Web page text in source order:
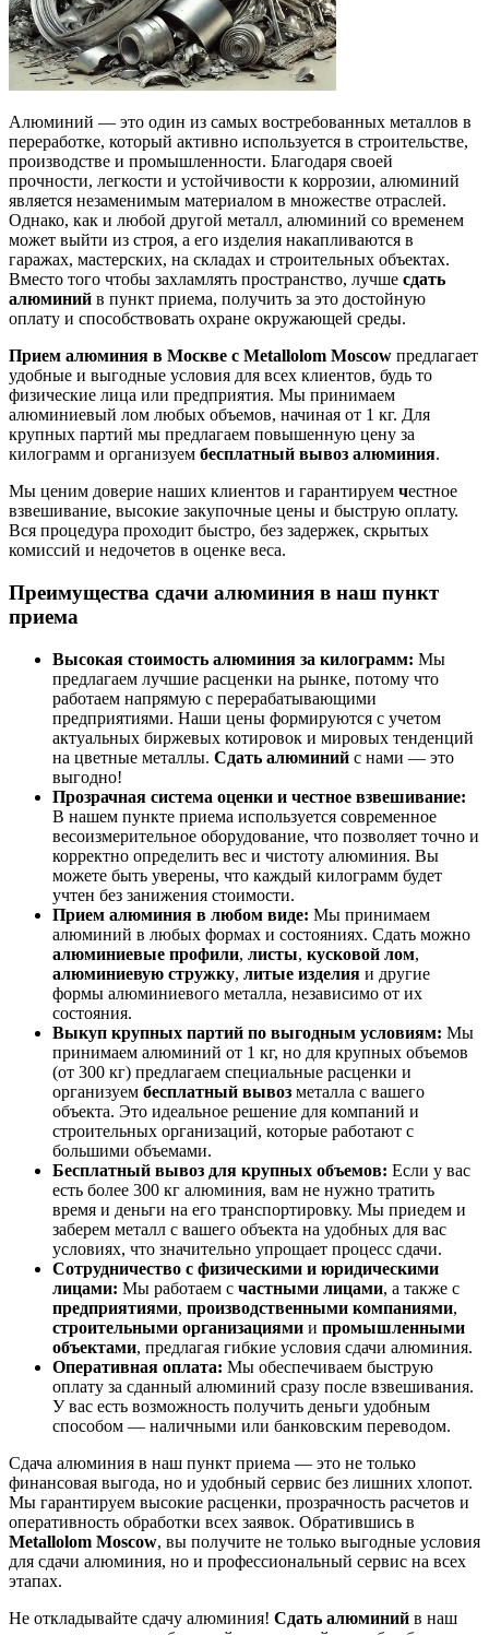
Алюминий — это один из самых востребованных металлов в
переработке, который активно используется в строительстве,
производстве и промышленности. Благодаря своей
прочности, легкости и устойчивости к коррозии, алюминий
является незаменимым материалом в множестве отраслей.
Однако, как и любой другой металл, алюминий со временем
может выйти из строя, а его изделия накапливаются в
гаражах, мастерских, на складах и строительных объектах.
Вместо того чтобы захламлять пространство, лучше сдать
алюминий в пункт приема, получить за это достойную
оплату и способствовать охране окружающей среды.
Прием алюминия в Москве с Metallolom Moscow предлагает
удобные и выгодные условия для всех клиентов, будь то
физические лица или предприятия. Мы принимаем
алюминиевый лом любых объемов, начиная от 1 кг. Для
крупных партий мы предлагаем повышенную цену за
килограмм и организуем бесплатный вывоз алюминия.
Мы ценим доверие наших клиентов и гарантируем честное
взвешивание, высокие закупочные цены и быструю оплату.
Вся процедура проходит быстро, без задержек, скрытых
комиссий и недочетов в оценке веса.
Преимущества сдачи алюминия в наш пункт
приема
Высокая стоимость алюминия за килограмм: Мы
предлагаем лучшие расценки на рынке, потому что
работаем напрямую с перерабатывающими
предприятиями. Наши цены формируются с учетом
актуальных биржевых котировок и мировых тенденций
на цветные металлы. Сдать алюминий с нами — это
выгодно!
Прозрачная система оценки и честное взвешивание:
В нашем пункте приема используется современное
весоизмерительное оборудование, что позволяет точно и
корректно определить вес и чистоту алюминия. Вы
можете быть уверены, что каждый килограмм будет
учтен без занижения стоимости.
Прием алюминия в любом виде: Мы принимаем
алюминий в любых формах и состояниях. Сдать можно
алюминиевые профили, листы, кусковой лом,
алюминиевую стружку, литые изделия и другие
формы алюминиевого металла, независимо от их
состояния.
Выкуп крупных партий по выгодным условиям: Мы
принимаем алюминий от 1 кг, но для крупных объемов
(от 300 кг) предлагаем специальные расценки и
организуем бесплатный вывоз металла с вашего
объекта. Это идеальное решение для компаний и
строительных организаций, которые работают с
большими объемами.
Бесплатный вывоз для крупных объемов: Если у вас
есть более 300 кг алюминия, вам не нужно тратить
время и деньги на его транспортировку. Мы приедем и
заберем металл с вашего объекта на удобных для вас
условиях, что значительно упрощает процесс сдачи.
Сотрудничество с физическими и юридическими
лицами: Мы работаем с частными лицами, а также с
предприятиями, производственными компаниями,
строительными организациями и промышленными
объектами, предлагая гибкие условия сдачи алюминия.
Оперативная оплата: Мы обеспечиваем быструю
оплату за сданный алюминий сразу после взвешивания.
У вас есть возможность получить деньги удобным
способом — наличными или банковским переводом.
Сдача алюминия в наш пункт приема — это не только
финансовая выгода, но и удобный сервис без лишних хлопот.
Мы гарантируем высокие расценки, прозрачность расчетов и
оперативность обработки всех заявок. Обратившись в
Metallolom Moscow, вы получите не только выгодные условия
для сдачи алюминия, но и профессиональный сервис на всех
этапах.
Не откладывайте сдачу алюминия! Сдать алюминий в наш